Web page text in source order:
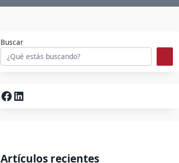
Buscar
Facebook
LinkedIn
Artículos recientes